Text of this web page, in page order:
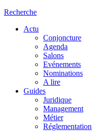
Recherche
Actu
Conjoncture
Agenda
Salons
Evénements
Nominations
A lire
Guides
Juridique
Management
Métier
Réglementation